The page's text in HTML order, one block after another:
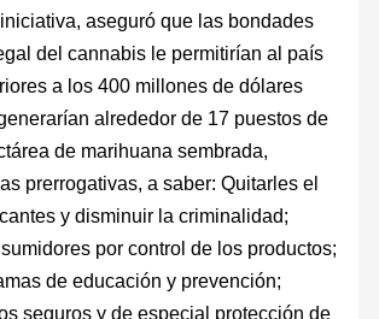
aseguró que las bondades
del cannabis le permitirían al país
a los 400 millones de dólares
alrededor de 17 puestos de
de marihuana sembrada,
prerrogativas, a saber: Quitarles el
y disminuir la criminalidad;
por control de los productos;
de educación y prevención;
seguros y de especial protección de